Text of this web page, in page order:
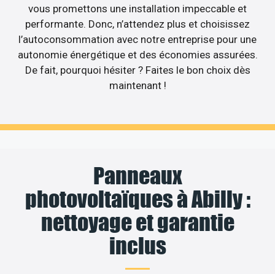
vous promettons une installation impeccable et
performante. Donc, n’attendez plus et choisissez
l’autoconsommation avec notre entreprise pour une
autonomie énergétique et des économies assurées.
De fait, pourquoi hésiter ? Faites le bon choix dès
maintenant !
Panneaux
photovoltaïques à Abilly :
nettoyage et garantie
inclus